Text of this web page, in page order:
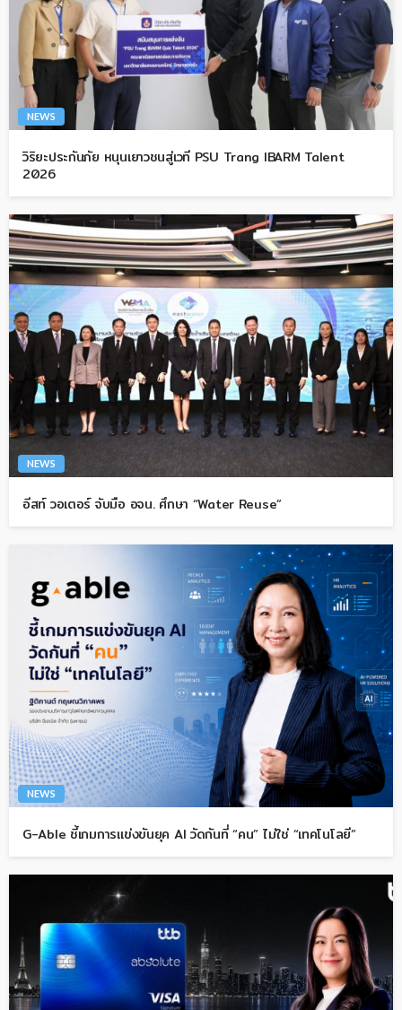
NEWS
วิริยะประกันภัย หนุนเยาวชนสู่เวที PSU Trang IBARM Talent
2026
NEWS
อีสท์ วอเตอร์ จับมือ อจน. ศึกษา “Water Reuse”
NEWS
G-Able ชี้เกมการแข่งขันยุค AI วัดกันที่ “คน” ไม่ใช่ “เทคโนโลยี”